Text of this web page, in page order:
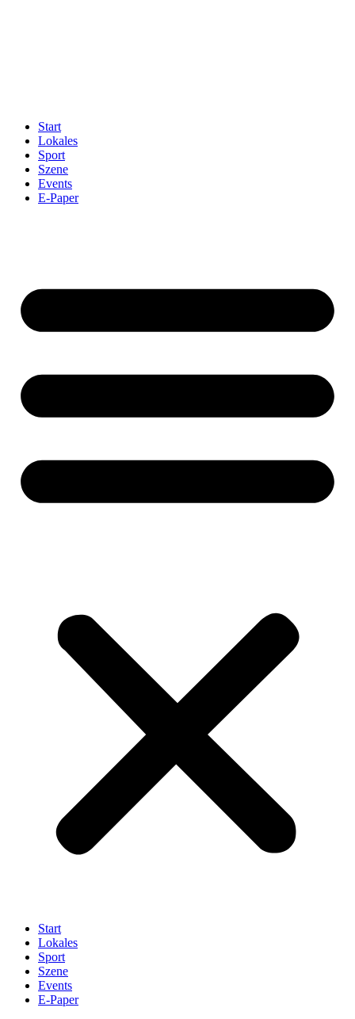
Start
Lokales
Sport
Szene
Events
E-Paper
Start
Lokales
Sport
Szene
Events
E-Paper